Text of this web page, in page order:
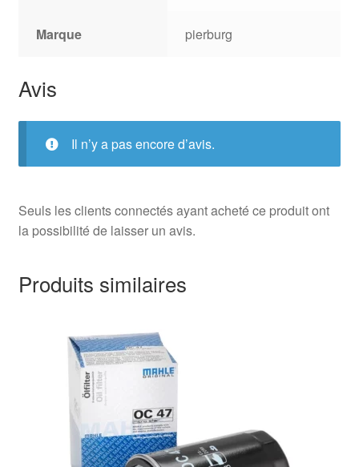
Marque pierburg
Avis
Il n’y a pas encore d’avis.
Seuls les clients connectés ayant acheté ce produit ont
la possibilité de laisser un avis.
Produits similaires